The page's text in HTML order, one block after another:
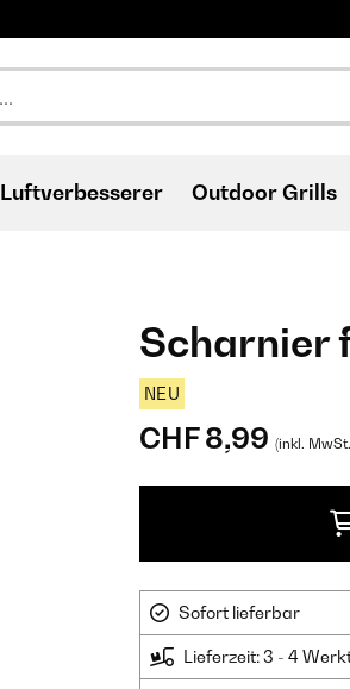
Luftverbesserer Outdoor Grills
Scharnier
NEU
CHF 8,99 (inkl.
Sofort lieferbar
Lieferzeit: 3 - 4